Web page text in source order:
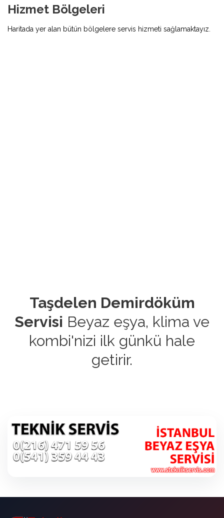
Hizmet Bölgeleri
Haritada yer alan bütün bölgelere servis hizmeti sağlamaktayız.
Taşdelen Demirdöküm
Servisi Beyaz eşya, klima ve
kombi'nizi ilk günkü hale
getirir.